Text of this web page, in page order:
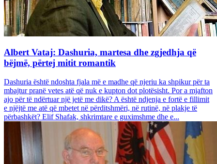
Albert Vataj: Dashuria, martesa dhe zgjedhja që
bëjmë, përtej mitit romantik
Dashuria është ndoshta fjala më e madhe që njeriu ka shpikur për ta
mbajtur pranë vetes atë që nuk e kupton dot plotësisht. Por a mjafton
ajo për të ndërtuar një jetë me dikë? A është ndjenja e fortë e fillimit
e njëjtë me atë që mbetet në përditshmëri, në rutinë, në plakje të
përbashkët? Elif Shafak, shkrimtare e guximshme dhe e...